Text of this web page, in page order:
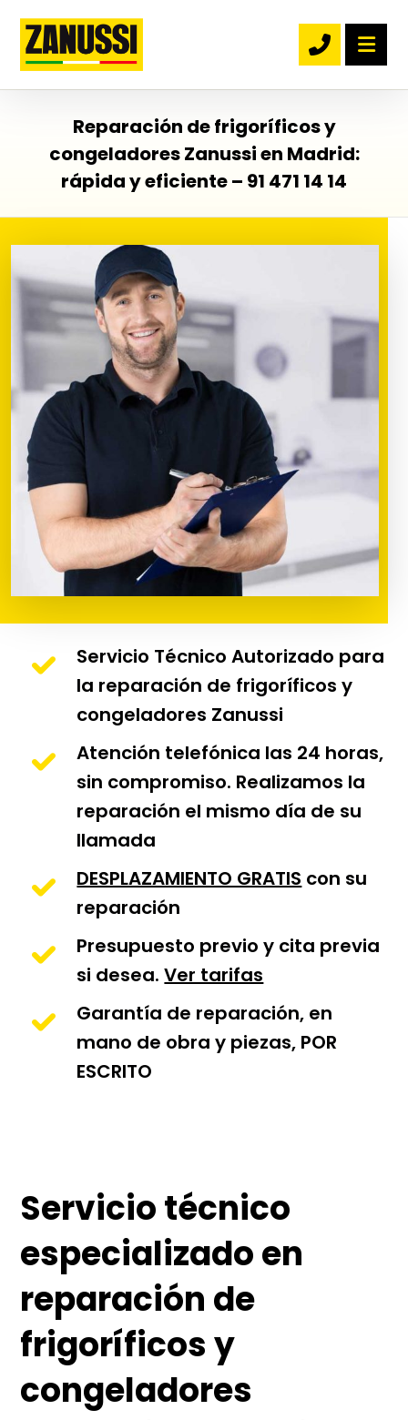
Reparación de frigoríficos y
congeladores Zanussi en Madrid:
rápida y eficiente – 91 471 14 14
Servicio Técnico Autorizado para
la reparación de frigoríficos y
congeladores Zanussi
Atención telefónica las 24 horas,
sin compromiso. Realizamos la
reparación el mismo día de su
llamada
DESPLAZAMIENTO GRATIS con su
reparación
Presupuesto previo y cita previa
si desea.Ver tarifas
Garantía de reparación, en
mano de obra y piezas, POR
ESCRITO
Servicio técnico
especializado en
reparación de
frigoríficos y
congeladores